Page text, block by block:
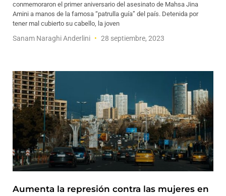
conmemoraron el primer aniversario del asesinato de Mahsa Jina
Amini a manos de la famosa “patrulla guía” del país. Detenida por
tener mal cubierto su cabello, la joven
Sanam Naraghi Anderlini 28 septiembre, 2023
Aumenta la represión contra las mujeres en